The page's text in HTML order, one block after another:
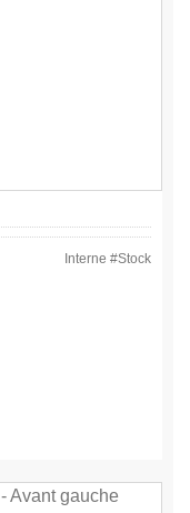
Interne #Stock